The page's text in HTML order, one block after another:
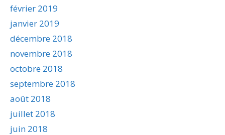
février 2019
janvier 2019
décembre 2018
novembre 2018
octobre 2018
septembre 2018
août 2018
juillet 2018
juin 2018